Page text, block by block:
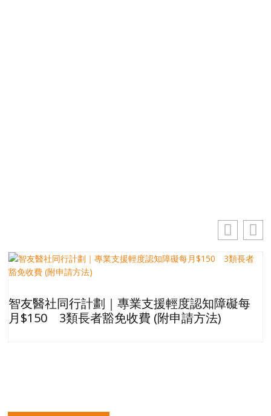
智友醫社同行計劃｜專業支援輕度認知障礙每
月$150 3類長者豁免收費 (附申請方法)